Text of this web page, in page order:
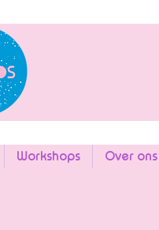
Workshops Over ons